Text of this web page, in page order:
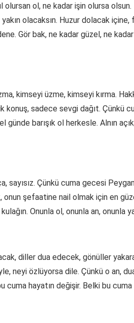
olursan ol, ne kadar işin olursa
yakın olacaksın. Huzur dolacak
Gör bak, ne kadar güzel, ne kadar
kimseyi üzme, kimseyi kırma.
sadece sevgi dağıt. Çünkü
günde barışık ol herkesle. Alnın
sayısız. Çünkü cuma gecesi
şefaatine nail olmak için en
Onunla ol, onunla an, onunla
diller dua edecek, gönüller
neyi özlüyorsa dile. Çünkü o an,
cuma hayatın değişir. Belki bu